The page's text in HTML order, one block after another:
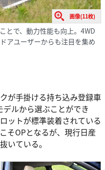
画像(11枚)
とで、動力性能も向上。4WD
アユーザーからも注目を集め
が手掛ける持ち込み登録車
デルから選ぶことができ
ットが標準装着されている
そOPとなるが、現行日産
いている。